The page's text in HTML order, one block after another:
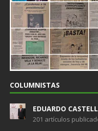
COLUMNISTAS
EDUARDO
201 artículos